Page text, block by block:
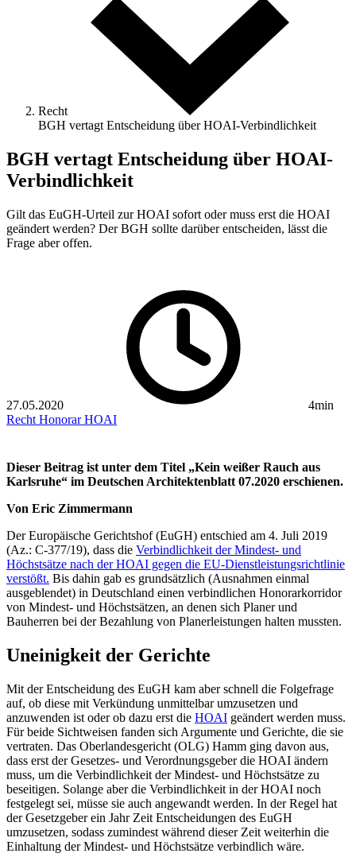
Recht
BGH vertagt Entscheidung über HOAI-Verbindlichkeit
BGH vertagt Entscheidung über HOAI-
Verbindlichkeit
Gilt das EuGH-Urteil zur HOAI sofort oder muss erst die HOAI
geändert werden? Der BGH sollte darüber entscheiden, lässt die
Frage aber offen.
27.05.2020
4min
Recht HonorarHOAI
Dieser Beitrag ist unter dem Titel „Kein weißer Rauch aus
Karlsruhe“ im Deutschen Architektenblatt 07.2020 erschienen.
Von Eric Zimmermann
Der Europäische Gerichtshof (EuGH) entschied am 4. Juli 2019
(Az.: C-377/19), dass die Verbindlichkeit der Mindest- und
Höchstsätze nach der HOAI gegen die EU-Dienstleistungsrichtlinie
verstößt. Bis dahin gab es grundsätzlich (Ausnahmen einmal
ausgeblendet) in Deutschland einen verbindlichen Honorarkorridor
von Mindest- und Höchstsätzen, an denen sich Planer und
Bauherren bei der Bezahlung von Planerleistungen halten mussten.
Uneinigkeit der Gerichte
Mit der Entscheidung des EuGH kam aber schnell die Folgefrage
auf, ob diese mit Verkündung unmittelbar umzusetzen und
anzuwenden ist oder ob dazu erst die HOAI geändert werden muss.
Für beide Sichtweisen fanden sich Argumente und Gerichte, die sie
vertraten. Das Oberlandesgericht (OLG) Hamm ging davon aus,
dass erst der Gesetzes- und Verordnungsgeber die HOAI ändern
muss, um die Verbindlichkeit der Mindest- und Höchstsätze zu
beseitigen. Solange aber die Verbindlichkeit in der HOAI noch
festgelegt sei, müsse sie auch angewandt werden. In der Regel hat
der Gesetzgeber ein Jahr Zeit Entscheidungen des EuGH
umzusetzen, sodass zumindest während dieser Zeit weiterhin die
Einhaltung der Mindest- und Höchstsätze verbindlich wäre.